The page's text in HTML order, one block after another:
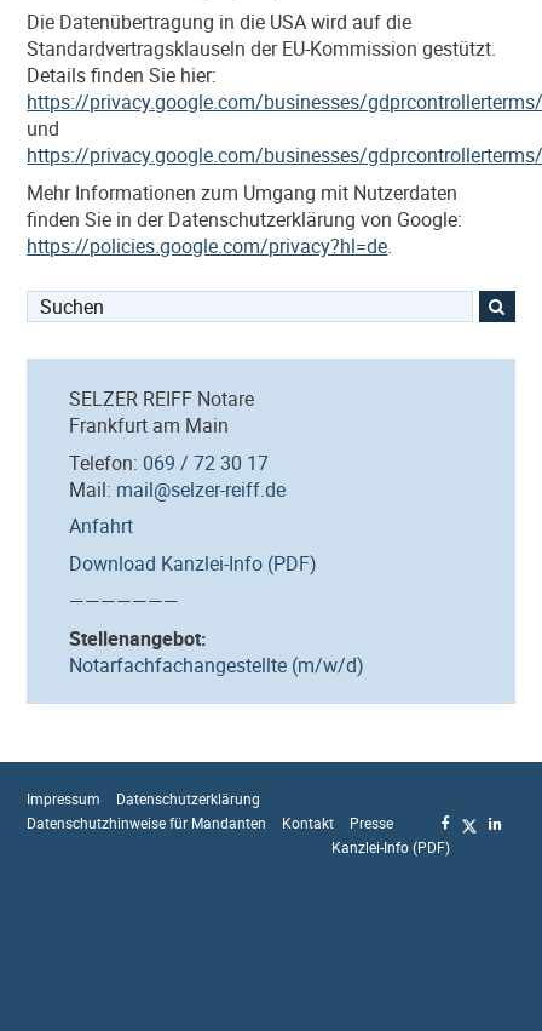
Die Datenübertragung in die USA wird auf die
Standardvertragsklauseln der EU-Kommission gestützt.
Details finden Sie hier:
https://privacy.google.com/businesses/
und
https://privacy.google.com/businesses/
Mehr Informationen zum Umgang mit Nutzerdaten
finden Sie in der Datenschutzerklärung von Google:
https://policies.google.com/privacy?hl=de.
Suchen
SELZER REIFF Notare
Frankfurt am Main
Telefon: 069 / 72 30 17
Mail: mail@selzer-reiff.de
Anfahrt
Download Kanzlei-Info (PDF)
———————
Stellenangebot:
Notarfachfachangestellte (m/w/d)
Impressum
Datenschutzerklärung
Datenschutzhinweise für Mandanten
Kontakt
Presse
Kanzlei-Info (PDF)